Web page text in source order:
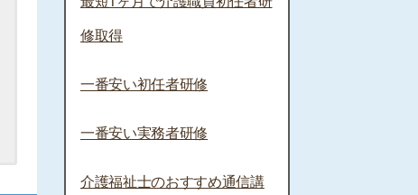
修取得
一番安い初任者研修
一番安い実務者研修
介護福祉士のおすすめ通信講